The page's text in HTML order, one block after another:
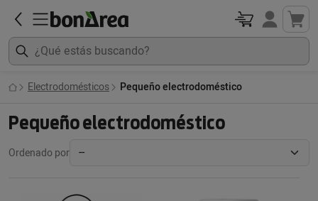
Electrodomésticos Pequeño electrodoméstico
Pequeño electrodoméstico
Ordenado por